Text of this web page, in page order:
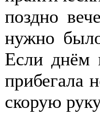
поздно
нужно
Если днём
прибегала
скорую